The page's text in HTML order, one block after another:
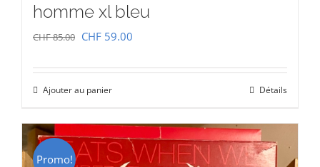
homme xl bleu
CHF85.00 Le
initial
était :
CHF 85.00.
CHF 59.00
actuel
CHF 59.00.
Ajouter au panier Détails
Promo!